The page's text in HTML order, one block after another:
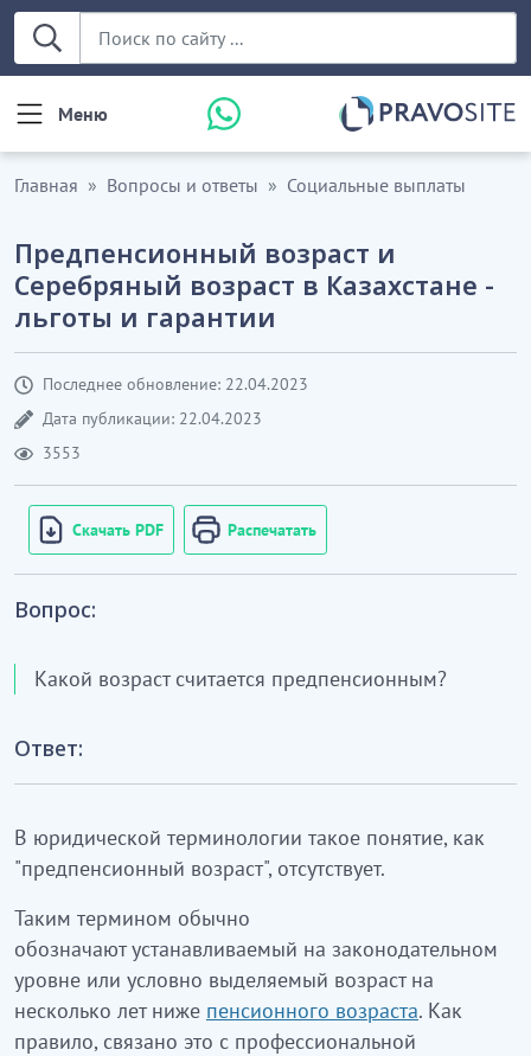
Меню
Главная Вопросы и ответы Социальные выплаты
Предпенсионный возраст и
Серебряный возраст в Казахстане -
льготы и гарантии
Последнее обновление: 22.04.2023
Дата публикации: 22.04.2023
3553
Скачать PDF Распечатать
Вопрос:
Какой возраст считается предпенсионным?
Ответ:
В юридической терминологии такое понятие, как
"предпенсионный возраст", отсутствует.
Таким термином обычно
обозначают устанавливаемый на законодательном
уровне или условно выделяемый возраст на
несколько лет ниже пенсионного возраста. Как
правило, связано это с профессиональной